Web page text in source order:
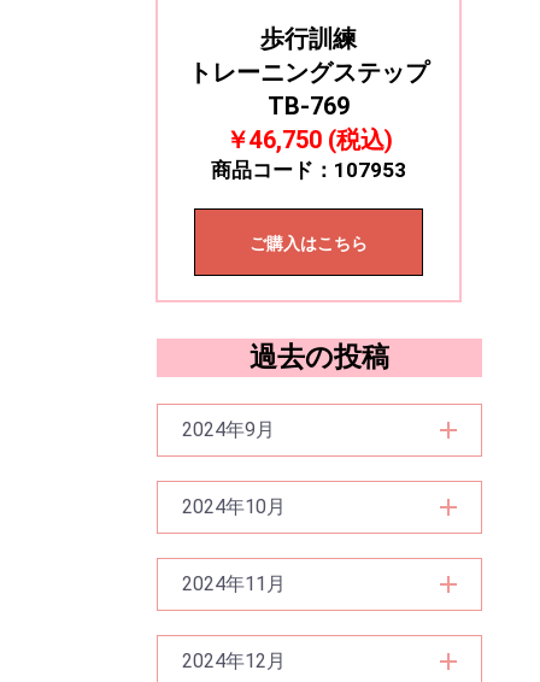
歩行訓練
トレーニングステップ
TB-769
￥46,750 (税込)
商品コード：107953
ご購入はこちら
過去の投稿
2024年9月
2024年10月
2024年11月
2024年12月